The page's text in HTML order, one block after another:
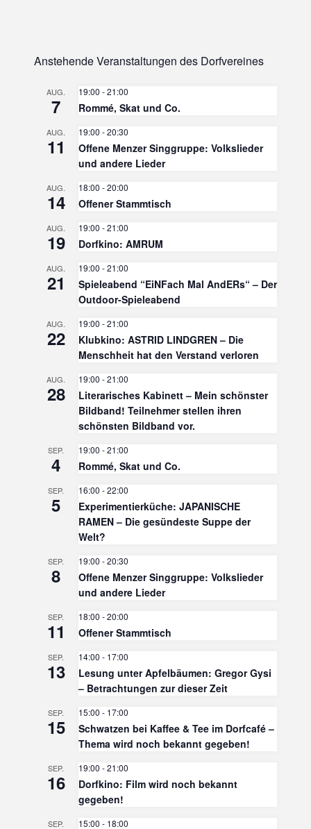
Anstehende Veranstaltungen des Dorfvereines
AUG.
7
19:00 -21:00
Rommé, Skat und Co.
AUG.
11
19:00 -20:30
Offene Menzer Singgruppe: Volkslieder
und andere Lieder
AUG.
14
18:00 -20:00
Offener Stammtisch
AUG.
19
19:00 -21:00
Dorfkino: AMRUM
AUG.
21
19:00 -21:00
Spieleabend “EiNFach Mal AndERs“ – Der
Outdoor-Spieleabend
AUG.
22
19:00 -21:00
Klubkino: ASTRID LINDGREN – Die
Menschheit hat den Verstand verloren
AUG.
28
19:00 -21:00
Literarisches Kabinett – Mein schönster
Bildband! Teilnehmer stellen ihren
schönsten Bildband vor.
SEP.
4
19:00 -21:00
Rommé, Skat und Co.
SEP.
5
16:00 -22:00
Experimentierküche: JAPANISCHE
RAMEN – Die gesündeste Suppe der
Welt?
SEP.
8
19:00 -20:30
Offene Menzer Singgruppe: Volkslieder
und andere Lieder
SEP.
11
18:00 -20:00
Offener Stammtisch
SEP.
13
14:00 - 17:00
Lesung unter Apfelbäumen: Gregor Gysi
– Betrachtungen zur dieser Zeit
SEP.
15
15:00 - 17:00
Schwatzen bei Kaffee & Tee im Dorfcafé –
Thema wird noch bekannt gegeben!
SEP.
16
19:00 -21:00
Dorfkino: Film wird noch bekannt
gegeben!
SEP. 15:00 - 18:00